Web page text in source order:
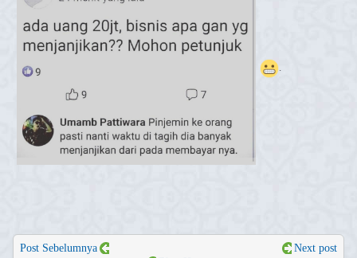
.
Post Sebelumnya
Next post